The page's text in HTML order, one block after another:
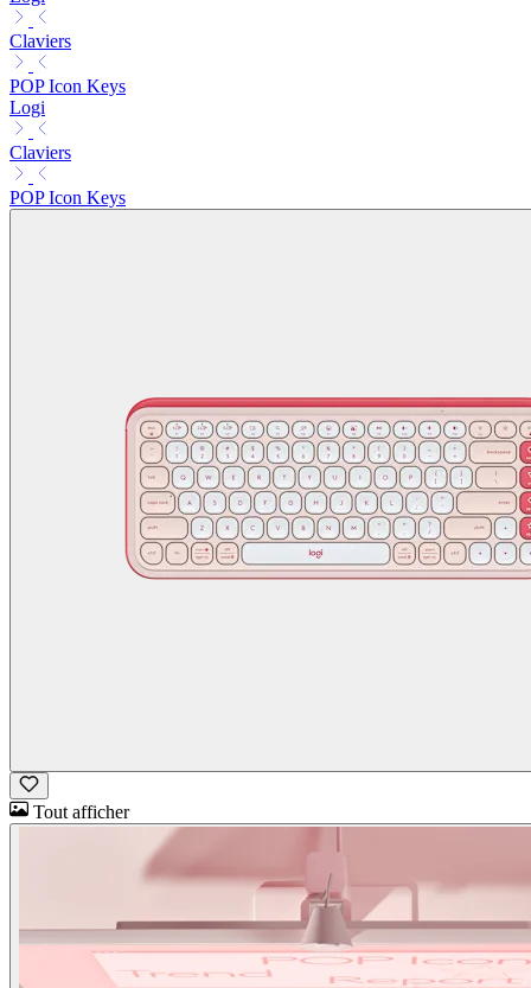
Claviers
POP Icon Keys
Logi
Claviers
POP Icon Keys
Tout afficher